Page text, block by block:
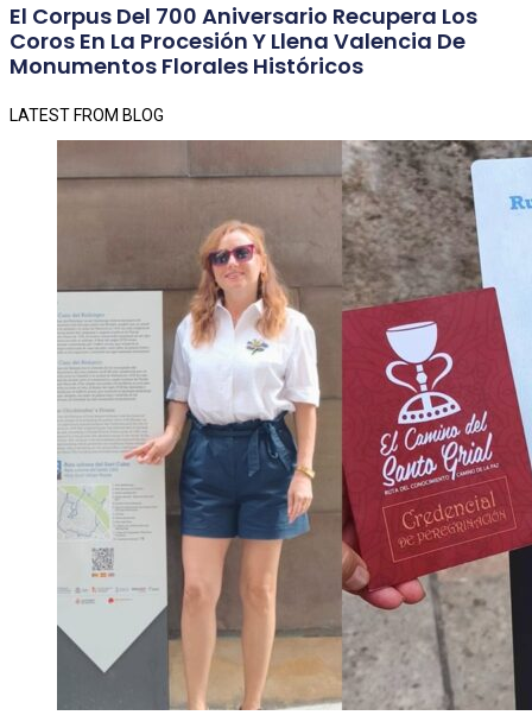
El Corpus Del 700 Aniversario Recupera Los
Coros En La Procesión Y Llena Valencia De
Monumentos Florales Históricos
LATEST FROM BLOG